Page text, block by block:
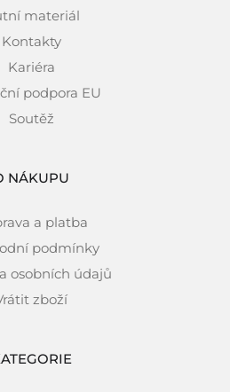
materiál
Kontakty
Kariéra
podpora EU
Soutěž
NÁKUPU
a platba
podmínky
osobních údajů
zboží